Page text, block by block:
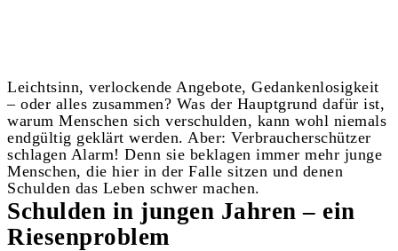
Leichtsinn, verlockende Angebote, Gedankenlosigkeit
– oder alles zusammen? Was der Hauptgrund dafür ist,
warum Menschen sich verschulden, kann wohl niemals
endgültig geklärt werden. Aber: Verbraucherschützer
schlagen Alarm! Denn sie beklagen immer mehr junge
Menschen, die hier in der Falle sitzen und denen
Schulden das Leben schwer machen.
Schulden in jungen Jahren – ein
Riesenproblem